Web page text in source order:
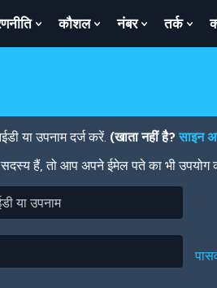
Show
Submenu
कौशल
Show
Submenu
नंबर
Show
Submenu
तर्क
या उपनाम दर्ज करें. (खाता नहीं है?साइन
सदस्य हैं, तो आप अपने ईमेल पते का भी